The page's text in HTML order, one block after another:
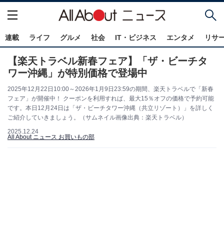
連載 ライフ グルメ 社会 IT・ビジネス エンタメ リサ
【楽天トラベル新春フェア】「ザ・ビーチタ
ワー沖縄」が特別価格で登場中
2025年12月22日10:00～2026年1月9日23:59の期間、楽天トラベルで「新春
フェア」が開催中！ クーポンを利用すれば、最大15％オフの価格で予約可能
です。本日12月24日は「ザ・ビーチタワー沖縄（共立リゾート）」を詳しく
ご紹介していきましょう。（サムネイル画像出典：楽天トラベル）
2025.12.24
All About ニュース お買いもの部